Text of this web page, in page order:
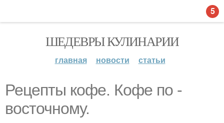
ШЕДЕВРЫ КУЛИНАРИИ
главная новости статьи
Рецепты кофе. Кофе по -
восточному.
5